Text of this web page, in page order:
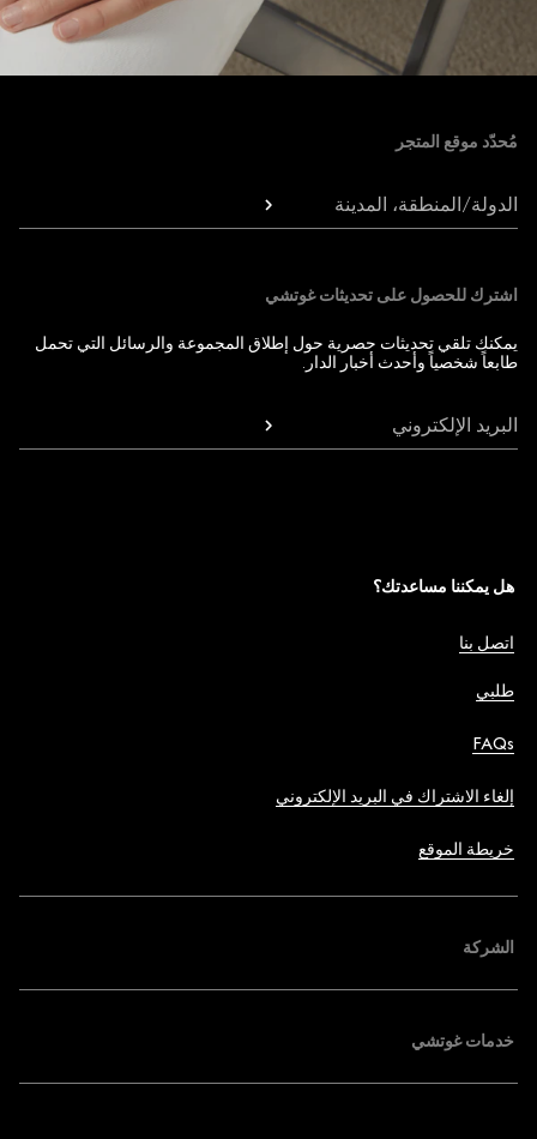
مُحدّد موقع المتجر
الدولة/المنطقة، المدينة
اشترك للحصول على تحديثات غوتشي
يمكنك تلقي تحديثات حصرية حول إطلاق المجموعة والرسائل التي تحمل
طابعاً شخصياً وأحدث أخبار الدار.
البريد الإلكتروني
هل يمكننا مساعدتك؟
اتصل بنا
طلبي
FAQs
إلغاء الاشتراك في البريد الإلكتروني
خريطة الموقع
الشركة
خدمات غوتشي